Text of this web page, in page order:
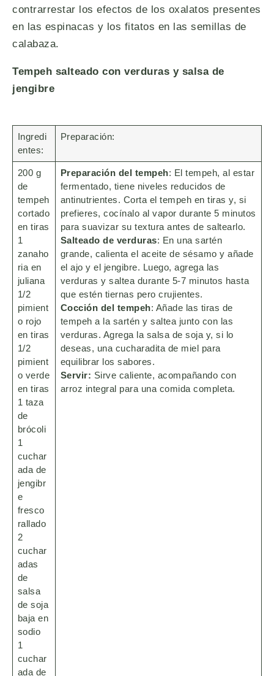
contrarrestar los efectos de los oxalatos presentes
en las espinacas y los fitatos en las semillas de
calabaza.
Tempeh salteado con verduras y salsa de
jengibre
Ingredi
entes:
Preparación:
200 g
de
tempeh
cortado
en tiras
1
zanaho
ria en
juliana
1/2
pimient
o rojo
en tiras
1/2
pimient
o verde
en tiras
1 taza
de
brócoli
1
cuchar
ada de
jengibr
e
fresco
rallado
2
cuchar
adas
de
salsa
de soja
baja en
sodio
1
cuchar
ada de
Preparación del tempeh: El tempeh, al estar
fermentado, tiene niveles reducidos de
antinutrientes. Corta el tempeh en tiras y, si
prefieres, cocínalo al vapor durante 5 minutos
para suavizar su textura antes de saltearlo.
Salteado de verduras: En una sartén
grande, calienta el aceite de sésamo y añade
el ajo y el jengibre. Luego, agrega las
verduras y saltea durante 5-7 minutos hasta
que estén tiernas pero crujientes.
Cocción del tempeh: Añade las tiras de
tempeh a la sartén y saltea junto con las
verduras. Agrega la salsa de soja y, si lo
deseas, una cucharadita de miel para
equilibrar los sabores.
Servir: Sirve caliente, acompañando con
arroz integral para una comida completa.